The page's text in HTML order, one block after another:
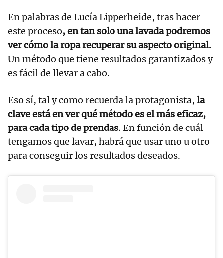
En palabras de Lucía Lipperheide, tras hacer
este proceso, en tan solo una lavada podremos
ver cómo la ropa recuperar su aspecto original.
Un método que tiene resultados garantizados y
es fácil de llevar a cabo.
Eso sí, tal y como recuerda la protagonista, la
clave está en ver qué método es el más eficaz,
para cada tipo de prendas. En función de cuál
tengamos que lavar, habrá que usar uno u otro
para conseguir los resultados deseados.